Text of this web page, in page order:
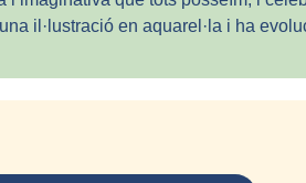
il·lustració en aquarel·la i ha